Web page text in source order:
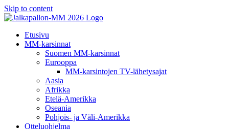
Skip to content
Etusivu
MM-karsinnat
Suomen MM-karsinnat
Eurooppa
MM-karsintojen TV-lähetysajat
Aasia
Afrikka
Etelä-Amerikka
Oseania
Pohjois- ja Väli-Amerikka
Otteluohjelma